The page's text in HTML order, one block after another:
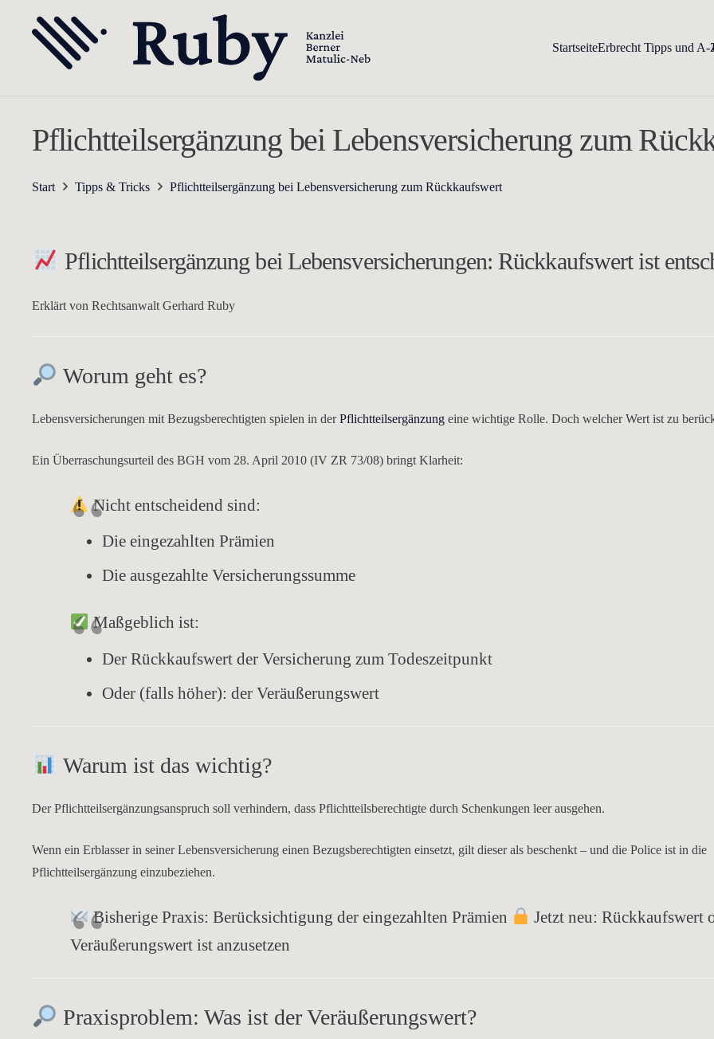
StartseiteErbrecht Tipps und A-
Pflichtteilsergänzung bei Lebensversicherung zum
Start Tipps & Tricks Pflichtteilsergänzung bei Lebensversicherung zum Rückkaufswert
Pflichtteilsergänzung bei Lebensversicherungen: Rückkaufswert ist
Erklärt von Rechtsanwalt Gerhard Ruby
Worum geht es?
Lebensversicherungen mit Bezugsberechtigten spielen in derPflichtteilsergänzung eine wichtige Rolle. Doch welcher Wert ist zu
Ein Überraschungsurteil des BGH vom 28. April 2010 (IV ZR 73/08) bringt Klarheit:
Nichtentscheidend sind:
Die eingezahlten Prämien
Die ausgezahlte Versicherungssumme
Maßgeblich ist:
Der Rückkaufswert der Versicherung zum Todeszeitpunkt
Oder (falls höher): der Veräußerungswert
Warum ist das wichtig?
Der Pflichtteilsergänzungsanspruch soll verhindern, dass Pflichtteilsberechtigte durch Schenkungen leer ausgehen.
Wenn ein Erblasser in seiner Lebensversicherung einen Bezugsberechtigten einsetzt, gilt dieser als beschenkt – und die Police ist in die
Pflichtteilsergänzung einzubeziehen.
Bisherige Praxis: Berücksichtigung der eingezahlten Prämien Jetzt neu:Rückkaufswert
Veräußerungswert ist anzusetzen
Praxisproblem: Was ist der Veräußerungswert?